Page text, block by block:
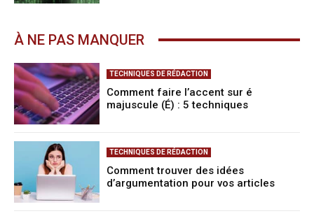
À NE PAS MANQUER
TECHNIQUES DE RÉDACTION
Comment faire l’accent sur é
majuscule (É) : 5 techniques
TECHNIQUES DE RÉDACTION
Comment trouver des idées
d’argumentation pour vos articles